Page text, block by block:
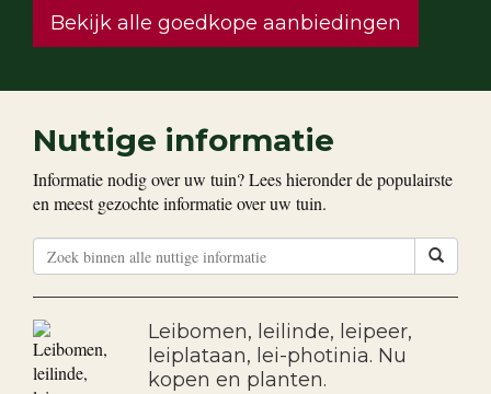
Bekijk alle goedkope aanbiedingen
Nuttige informatie
Informatie nodig over uw tuin? Lees hieronder de populairste
en meest gezochte informatie over uw tuin.
Leibomen, leilinde, leipeer,
leiplataan, lei-photinia. Nu
kopen en planten.